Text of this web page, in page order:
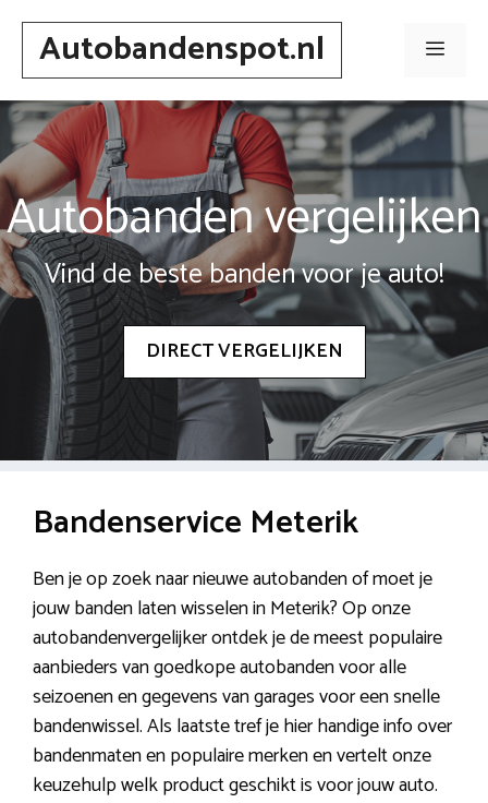
Spring
inhoudAutobandenspot.nl Menu
Autobanden vergelijken
Vind de beste banden voor je auto!
DIRECT VERGELIJKEN
Bandenservice Meterik
Ben je op zoek naar nieuwe autobanden of moet je
jouw banden laten wisselen in Meterik? Op onze
autobandenvergelijker ontdek je de meest populaire
aanbieders van goedkope autobanden voor alle
seizoenen en gegevens van garages voor een snelle
bandenwissel. Als laatste tref je hier handige info over
bandenmaten en populaire merken en vertelt onze
keuzehulp welk product geschikt is voor jouw auto.